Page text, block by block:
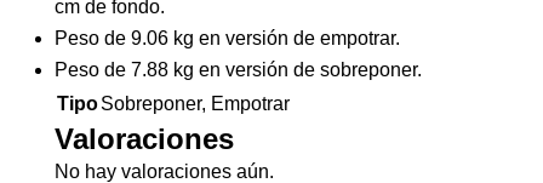
cm de fondo.
Peso de 9.06 kg en versión de empotrar.
Peso de 7.88 kg en versión de sobreponer.
TipoSobreponer, Empotrar
Valoraciones
No hay valoraciones aún.